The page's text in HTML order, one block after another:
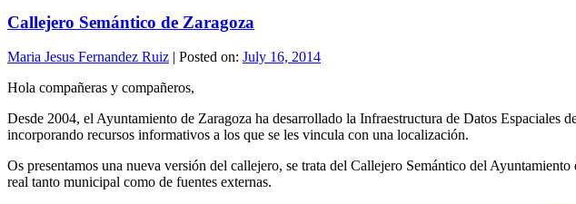
Callejero Semántico de Zaragoza
Maria Jesus Fernandez Ruiz | Posted on: July 16, 2014
Hola compañeras y compañeros,
Desde 2004, el Ayuntamiento de Zaragoza ha desarrollado la Infraestructura de Datos
incorporando recursos informativos a los que se les vincula con una localización.
Os presentamos una nueva versión del callejero, se trata del Callejero Semántico del Ayuntamiento
real tanto municipal como de fuentes externas.